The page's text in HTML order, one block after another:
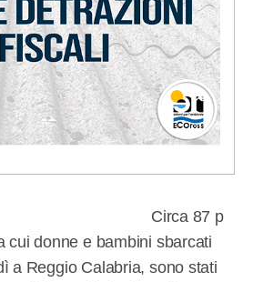
Circa 87 p
cui donne e bambini sbarcati
a Reggio Calabria, sono stati